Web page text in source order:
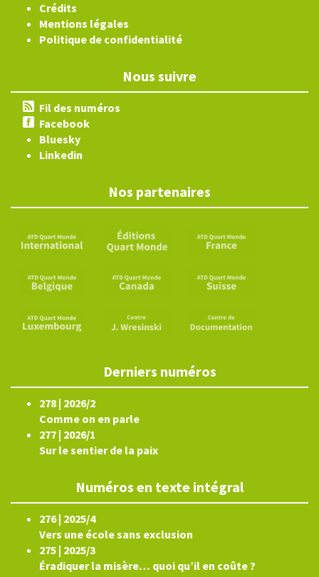
Crédits
Mentions légales
Politique de confidentialité
Nous suivre
Fil des numéros
Facebook
Bluesky
Linkedin
Nos partenaires
Derniers numéros
278 | 2026/2
Comme on en parle
277 | 2026/1
Sur le sentier de la paix
Numéros en texte intégral
276 | 2025/4
Vers une école sans exclusion
275 | 2025/3
Éradiquer la misère… quoi qu’il en coûte ?